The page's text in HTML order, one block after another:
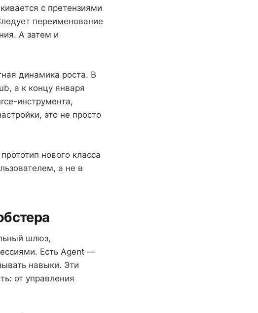
с претензиями
переименование
А затем и
динамика роста. В
а к концу января
инструмента,
это не просто
нового класса
а не в
шлюз,
Есть Agent —
навыки. Эти
от управления